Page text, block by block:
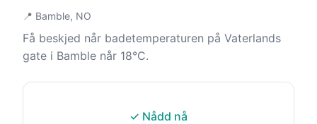
📍 Bamble, NO
Få beskjed når badetemperaturen på Vaterlands
gate i Bamble når 18°C.
✓ Nådd nå